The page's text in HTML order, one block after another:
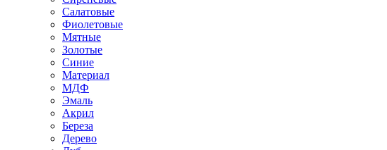
Салатовые
Фиолетовые
Мятные
Золотые
Синие
Материал
МДФ
Эмаль
Акрил
Береза
Дерево